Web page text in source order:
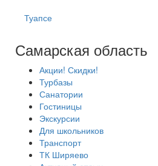
Туапсе
Самарская область
Акции! Скидки!
Турбазы
Санатории
Гостиницы
Экскурсии
Для школьников
Транспорт
ТК Ширяево